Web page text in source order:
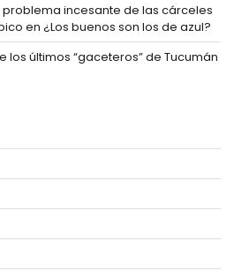
incesante de las cárceles
en ¿Los buenos son los de azul?
los últimos “gaceteros” de Tucumán